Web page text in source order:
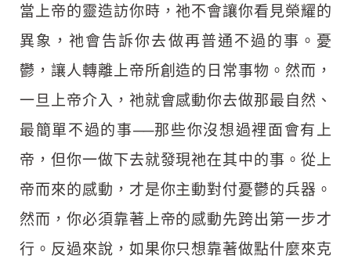
當上帝的靈造訪你時，祂不會讓你看見榮耀的
異象，祂會告訴你去做再普通不過的事。憂
鬱，讓人轉離上帝所創造的日常事物。然而，
一旦上帝介入，祂就會感動你去做那最自然、
最簡單不過的事──那些你沒想過裡面會有上
帝，但你一做下去就發現祂在其中的事。從上
帝而來的感動，才是你主動對付憂鬱的兵器。
然而，你必須靠著上帝的感動先跨出第一步才
行。反過來說，如果你只想靠著做點什麼來克